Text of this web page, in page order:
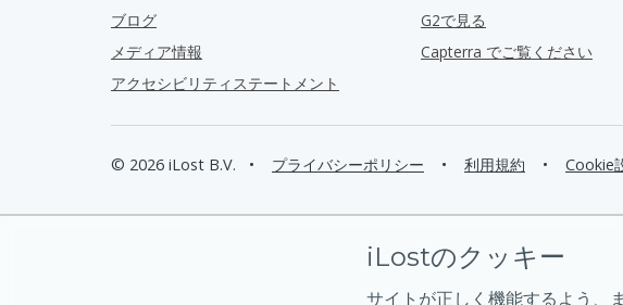
ブログ
メディア情報
アクセシビリティステートメント
G2で見る
Capterra でご覧ください
© 2026 iLost B.V. • プライバシーポリシー • 利用規約 • Cookie
iLostのクッキー
サイトが正しく機能するよう、